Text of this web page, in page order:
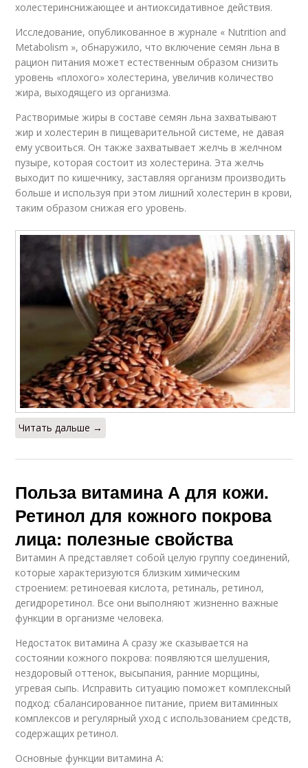
холестеринснижающее и антиоксидативное действия.
Исследование, опубликованное в журнале « Nutrition and
Metabolism », обнаружило, что включение семян льна в
рацион питания может естественным образом снизить
уровень «плохого» холестерина, увеличив количество
жира, выходящего из организма.
Растворимые жиры в составе семян льна захватывают
жир и холестерин в пищеварительной системе, не давая
ему усвоиться. Он также захватывает желчь в желчном
пузыре, которая состоит из холестерина. Эта желчь
выходит по кишечнику, заставляя организм производить
больше и используя при этом лишний холестерин в крови,
таким образом снижая его уровень.
Читать дальше →
Польза витамина А для кожи.
Ретинол для кожного покрова
лица: полезные свойства
Витамин А представляет собой целую группу соединений,
которые характеризуются близким химическим
строением: ретиноевая кислота, ретиналь, ретинол,
дегидроретинол. Все они выполняют жизненно важные
функции в организме человека.
Недостаток витамина А сразу же сказывается на
состоянии кожного покрова: появляются шелушения,
нездоровый оттенок, высыпания, ранние морщины,
угревая сыпь. Исправить ситуацию поможет комплексный
подход: сбалансированное питание, прием витаминных
комплексов и регулярный уход с использованием средств,
содержащих ретинол.
Основные функции витамина А: